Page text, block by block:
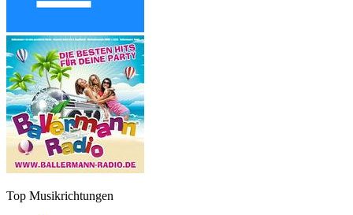
Top Musikrichtungen